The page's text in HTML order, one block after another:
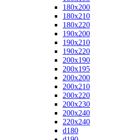
180x200
180x210
180x220
190x200
190x210
190x220
200x190
200x195
200x200
200x210
200x220
200x230
200x240
220x240
d180